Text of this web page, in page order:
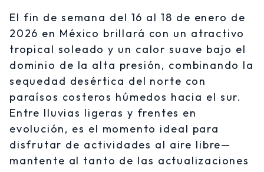
El fin de semana del 16 al 18 de enero de
2026 en México brillará con un atractivo
tropical soleado y un calor suave bajo el
dominio de la alta presión, combinando la
sequedad desértica del norte con
paraísos costeros húmedos hacia el sur.
Entre lluvias ligeras y frentes en
evolución, es el momento ideal para
disfrutar de actividades al aire libre—
mantente al tanto de las actualizaciones